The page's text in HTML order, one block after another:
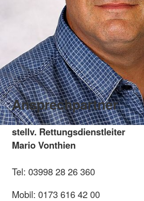
Ansprechpartner
stellv. Rettungsdienstleiter
Mario Vonthien
Tel: 03998 28 26 360
Mobil: 0173 616 42 00